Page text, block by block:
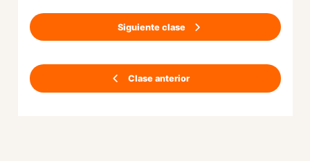
Clase anterior
Siguiente clase